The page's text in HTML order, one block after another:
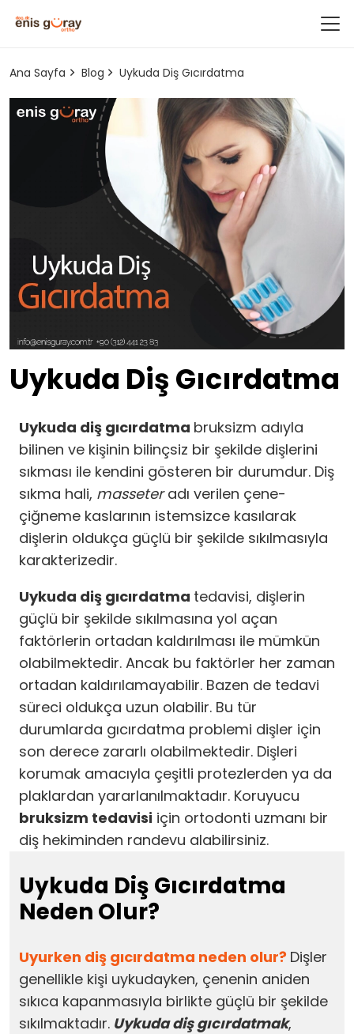
Ana Sayfa Blog Uykuda Diş Gıcırdatma
Uykuda Diş Gıcırdatma
Uykuda diş gıcırdatma bruksizm adıyla
bilinen ve kişinin bilinçsiz bir şekilde dişlerini
sıkması ile kendini gösteren bir durumdur. Diş
sıkma hali, masseteradı verilen çene-
çiğneme kaslarının istemsizce kasılarak
dişlerin oldukça güçlü bir şekilde sıkılmasıyla
karakterizedir.
Uykuda diş gıcırdatma tedavisi, dişlerin
güçlü bir şekilde sıkılmasına yol açan
faktörlerin ortadan kaldırılması ile mümkün
olabilmektedir. Ancak bu faktörler her zaman
ortadan kaldırılamayabilir. Bazen de tedavi
süreci oldukça uzun olabilir. Bu tür
durumlarda gıcırdatma problemi dişler için
son derece zararlı olabilmektedir. Dişleri
korumak amacıyla çeşitli protezlerden ya da
plaklardan yararlanılmaktadır. Koruyucu
bruksizm tedavisi için ortodonti uzmanı bir
diş hekiminden randevu alabilirsiniz.
Uykuda Diş Gıcırdatma
Neden Olur?
Uyurken diş gıcırdatma neden olur? Dişler
genellikle kişi uykudayken, çenenin aniden
sıkıca kapanmasıyla birlikte güçlü bir şekilde
sıkılmaktadır. Uykuda diş gıcırdatmak,